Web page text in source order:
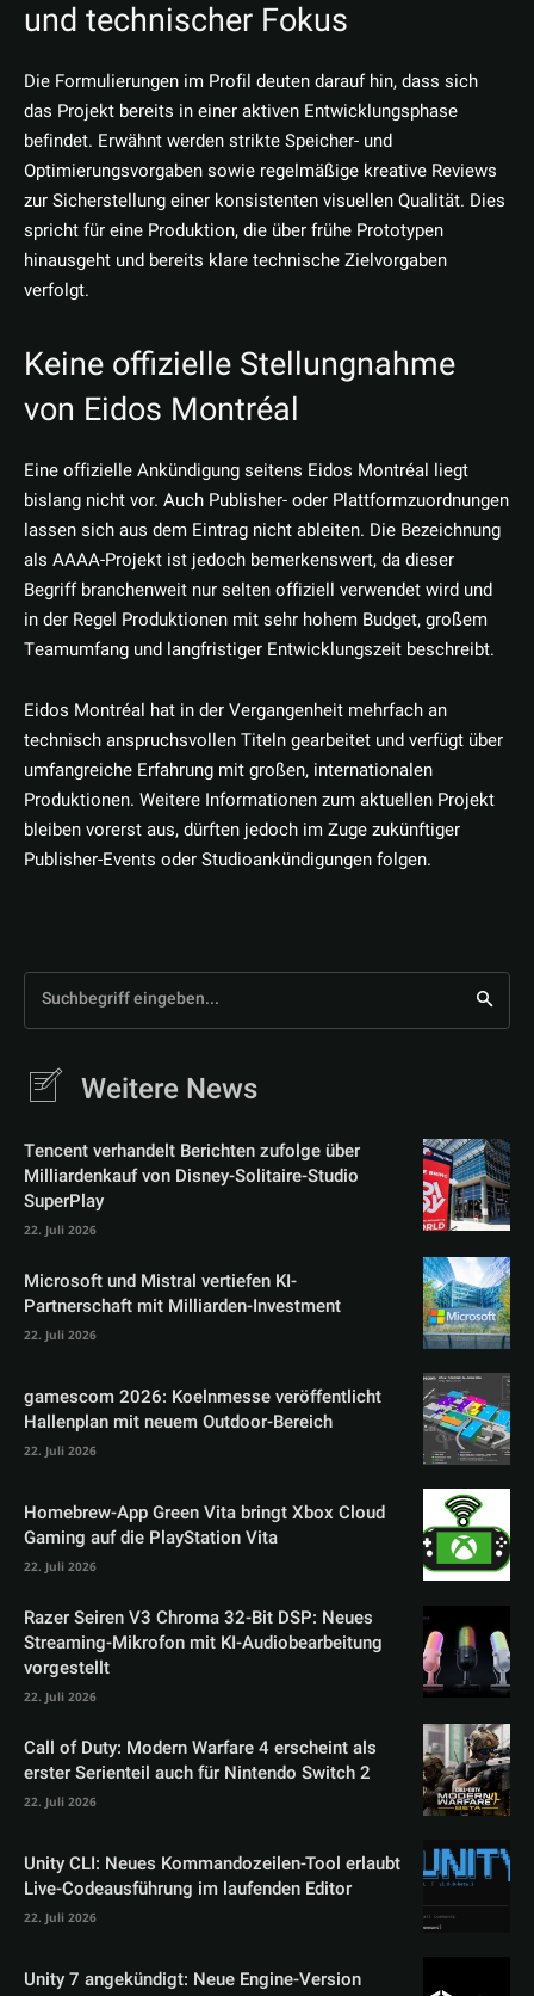
und technischer Fokus
Die Formulierungen im Profil deuten darauf hin, dass sich
das Projekt bereits in einer aktiven Entwicklungsphase
befindet. Erwähnt werden strikte Speicher- und
Optimierungsvorgaben sowie regelmäßige kreative Reviews
zur Sicherstellung einer konsistenten visuellen Qualität. Dies
spricht für eine Produktion, die über frühe Prototypen
hinausgeht und bereits klare technische Zielvorgaben
verfolgt.
Keine offizielle Stellungnahme
von Eidos Montréal
Eine offizielle Ankündigung seitens Eidos Montréal liegt
bislang nicht vor. Auch Publisher- oder Plattformzuordnungen
lassen sich aus dem Eintrag nicht ableiten. Die Bezeichnung
als AAAA-Projekt ist jedoch bemerkenswert, da dieser
Begriff branchenweit nur selten offiziell verwendet wird und
in der Regel Produktionen mit sehr hohem Budget, großem
Teamumfang und langfristiger Entwicklungszeit beschreibt.
Eidos Montréal hat in der Vergangenheit mehrfach an
technisch anspruchsvollen Titeln gearbeitet und verfügt über
umfangreiche Erfahrung mit großen, internationalen
Produktionen. Weitere Informationen zum aktuellen Projekt
bleiben vorerst aus, dürften jedoch im Zuge zukünftiger
Publisher-Events oder Studioankündigungen folgen.
Suchbegriff eingeben...
Weitere News
Tencent verhandelt Berichten zufolge über
Milliardenkauf von Disney-Solitaire-Studio
SuperPlay
22. Juli 2026
Microsoft und Mistral vertiefen KI-
Partnerschaft mit Milliarden-Investment
22. Juli 2026
gamescom 2026: Koelnmesse veröffentlicht
Hallenplan mit neuem Outdoor-Bereich
22. Juli 2026
Homebrew-App Green Vita bringt Xbox Cloud
Gaming auf die PlayStation Vita
22. Juli 2026
Razer Seiren V3 Chroma 32-Bit DSP: Neues
Streaming-Mikrofon mit KI-Audiobearbeitung
vorgestellt
22. Juli 2026
Call of Duty: Modern Warfare 4 erscheint als
erster Serienteil auch für Nintendo Switch 2
22. Juli 2026
Unity CLI: Neues Kommandozeilen-Tool erlaubt
Live-Codeausführung im laufenden Editor
22. Juli 2026
Unity 7 angekündigt: Neue Engine-Version